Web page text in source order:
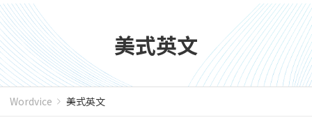
美式英文
Wordvice 美式英文